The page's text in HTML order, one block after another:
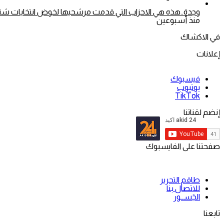
وجدة..هذه هي الاحزاب التي قدمت مرشحيها لخوض انتخابات شتنبر
منذ أسبوعين
في الاكشاك
إعلانات
فيسبوك
يوتيوب
‫TikTok
إنضم لقناتنا
صفحتنا على الفايسبوك
طاقم التحرير
للاتصال بنا
الجَســور
تابعنا